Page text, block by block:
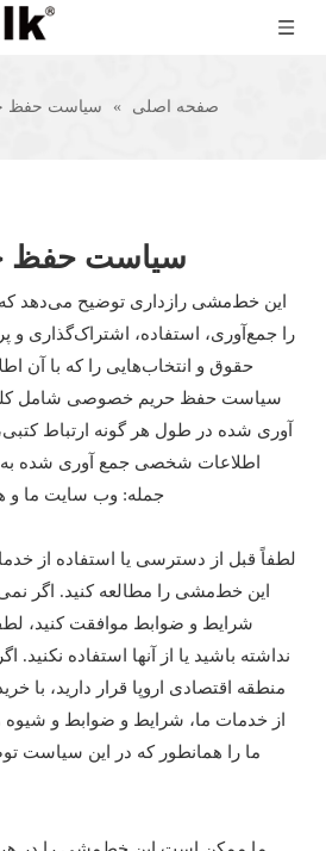
صفحه اصلی » سیاست حفظ
سیاست حفظ
این خط‌مشی رازداری توضیح می‌دهد
را جمع‌آوری، استفاده، اشتراک‌گذاری
حقوق و انتخاب‌هایی را که با آن
سیاست حفظ حریم خصوصی شامل
آوری شده در طول هر گونه ارتباط
اطلاعات شخصی جمع آوری شده به
جمله: وب سایت ما و
لطفاً قبل از دسترسی یا استفاده از
این خط‌مشی را مطالعه کنید. اگر
شرایط و ضوابط موافقت کنید،
نداشته باشید یا از آنها استفاده نکنید.
منطقه اقتصادی اروپا قرار دارید، با
از خدمات ما، شرایط و ضوابط و
ما را همانطور که در این سیاست